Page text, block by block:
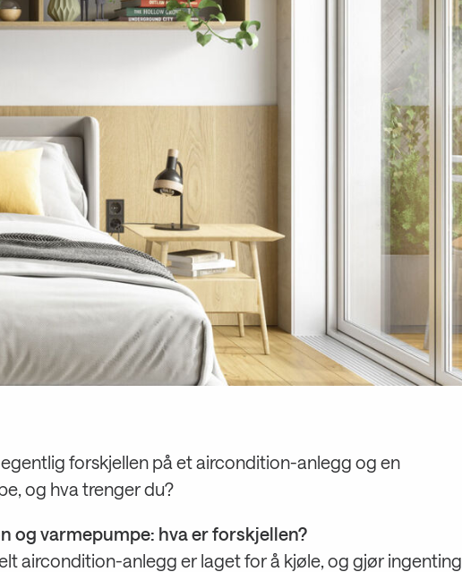
forskjellen på et aircondition-anlegg og en
og hva trenger du?
og varmepumpe: hva er forskjellen?
aircondition-anlegg er laget for å kjøle, og gjør ingenting